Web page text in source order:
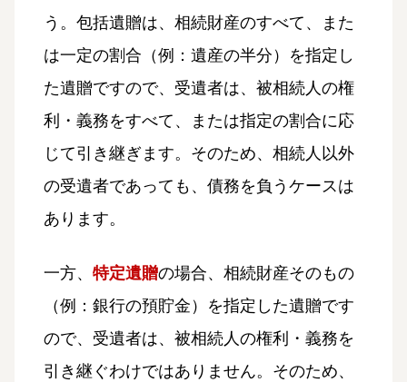
う。包括遺贈は、相続財産のすべて、また
は一定の割合（例：遺産の半分）を指定し
た遺贈ですので、受遺者は、被相続人の権
利・義務をすべて、または指定の割合に応
じて引き継ぎます。そのため、相続人以外
の受遺者であっても、債務を負うケースは
あります。
一方、 特定遺贈の場合、相続財産そのもの
（例：銀行の預貯金）を指定した遺贈です
ので、受遺者は、被相続人の権利・義務を
引き継ぐわけではありません。そのため、